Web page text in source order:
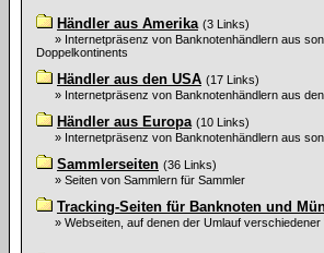
Händler aus Amerika (3 Links)
» Internetpräsenz von Banknotenhändlern aus
Doppelkontinents
Händler aus den USA (17 Links)
» Internetpräsenz von Banknotenhändlern aus
Händler aus Europa (10 Links)
» Internetpräsenz von Banknotenhändlern aus
Sammlerseiten (36 Links)
» Seiten von Sammlern für Sammler
Tracking-Seiten für Banknoten und
» Webseiten, auf denen der Umlauf